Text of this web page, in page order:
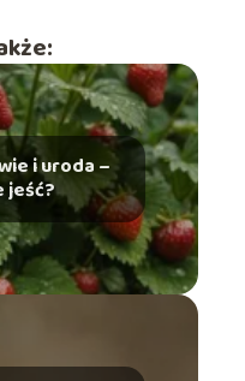
i uroda –
jeść?